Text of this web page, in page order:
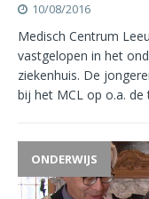
10/08/2016
Medisch Centrum
vastgelopen in het
ziekenhuis. De
bij het MCL op o.a.
ONDERWIJS